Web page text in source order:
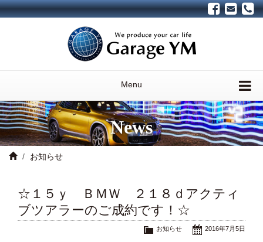
Menu
News
お知らせ
☆１５ｙ ＢＭＷ ２１８ｄアクティ
ブツアラーのご成約です！☆
2016年7月5日
お知らせ